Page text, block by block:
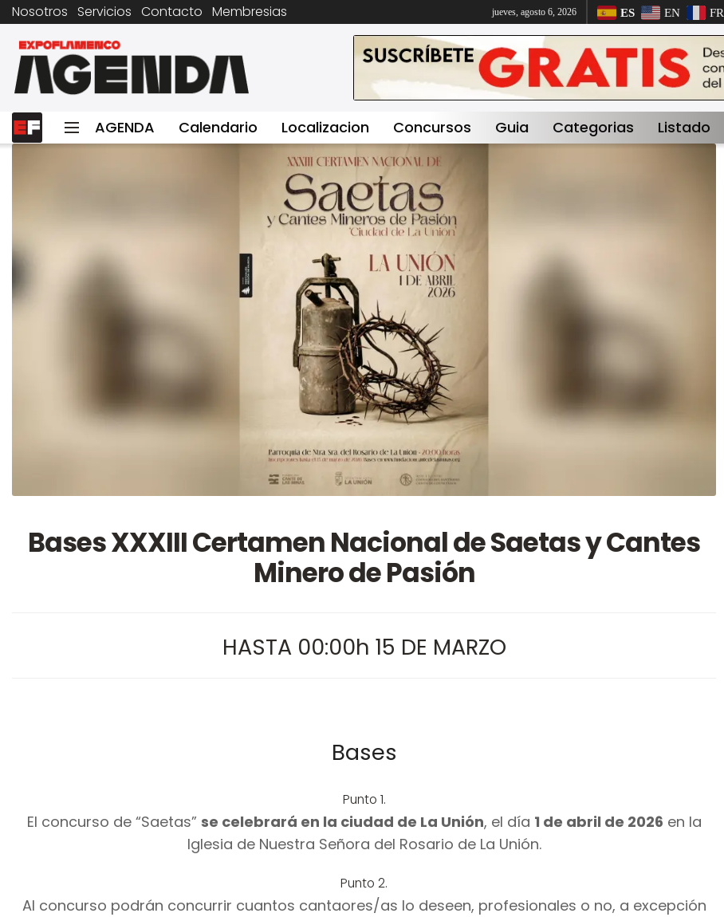
Nosotros Servicios Contacto Membresias jueves, agosto 6, 2026 ES EN FR
AGENDA Calendario Localizacion Concursos Guia Categorias Listado
Bases XXXIII Certamen Nacional de Saetas y Cantes
Minero de Pasión
HASTA 00:00h 15 DE MARZO
Bases
Punto 1.
El concurso de “Saetas” se celebrará en la ciudad de La Unión, el día 1 de abril de 2026 en la
Iglesia de Nuestra Señora del Rosario de La Unión.
Punto 2.
Al concurso podrán concurrir cuantos cantaores/as lo deseen, profesionales o no, a excepción